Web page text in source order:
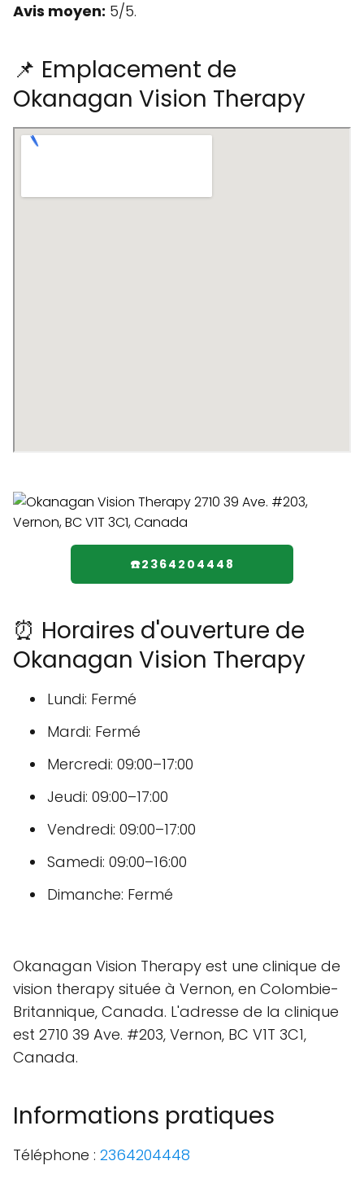
Avis moyen: 5/5.
📌 Emplacement de
Okanagan Vision Therapy
☎️2364204448
⏰ Horaires d'ouverture de
Okanagan Vision Therapy
Lundi: Fermé
Mardi: Fermé
Mercredi: 09:00–17:00
Jeudi: 09:00–17:00
Vendredi: 09:00–17:00
Samedi: 09:00–16:00
Dimanche: Fermé
Okanagan Vision Therapy est une clinique de
vision therapy située à Vernon, en Colombie-
Britannique, Canada. L'adresse de la clinique
est 2710 39 Ave. #203, Vernon, BC V1T 3C1,
Canada.
Informations pratiques
Téléphone : 2364204448